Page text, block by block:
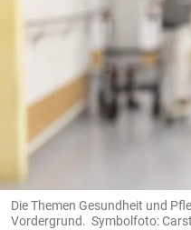
Die Themen Gesundheit und
Vordergrund. Symbolfoto: